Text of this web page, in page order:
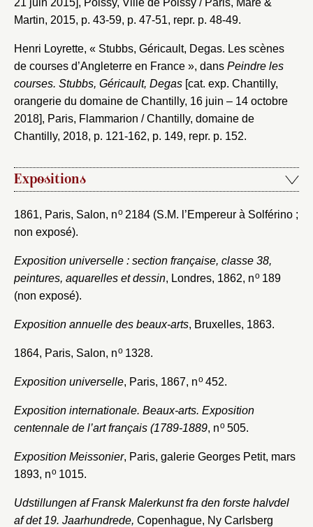
Martin, 2015, p. 43-59, p. 47-51, repr. p. 48-49.
Henri Loyrette, « Stubbs, Géricault, Degas. Les scènes
de courses d’Angleterre en France », dans Peindre les
courses. Stubbs, Géricault, Degas [cat. exp. Chantilly,
orangerie du domaine de Chantilly, 16 juin – 14 octobre
2018], Paris, Flammarion / Chantilly, domaine de
Chantilly, 2018, p. 121-162, p. 149, repr. p. 152.
Expositions
1861, Paris, Salon, no2184 (S.M. l’Empereur à Solférino ;
non exposé).
Exposition universelle : section française, classe 38,
peintures, aquarelles et dessin, Londres, 1862, no189
(non exposé).
Exposition annuelle des beaux-arts, Bruxelles, 1863.
1864, Paris, Salon, no1328.
Exposition universelle, Paris, 1867, no452.
Exposition internationale. Beaux-arts. Exposition
centennale de l’art français (1789-1889, no505.
Exposition Meissonier, Paris, galerie Georges Petit, mars
1893, no1015.
Udstillungen af Fransk Malerkunst fra den forste halvdel
af det 19. Jaarhundrede, Copenhague, Ny Carlsberg